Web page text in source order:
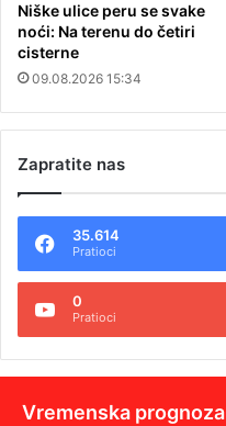
Niške ulice peru se svake
noći: Na terenu do četiri
cisterne
09.08.2026 15:34
Zapratite nas
35.614
Pratioci
0
Pratioci
Vremenska prognoza